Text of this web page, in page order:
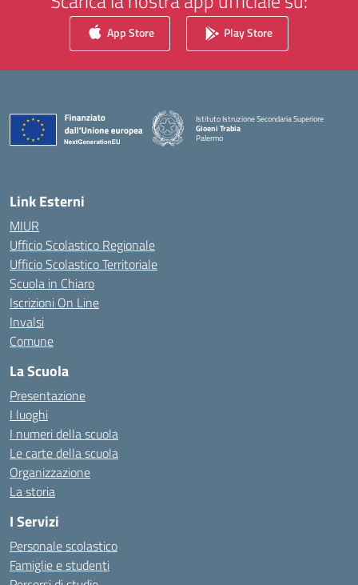
App Store Play Store
Istituto Istruzione Secondaria Superiore
Gioeni Trabia
Palermo
Link Esterni
MIUR
Ufficio Scolastico Regionale
Ufficio Scolastico Territoriale
Scuola in Chiaro
Iscrizioni On Line
Invalsi
Comune
La Scuola
Presentazione
I luoghi
I numeri della scuola
Le carte della scuola
Organizzazione
La storia
I Servizi
Personale scolastico
Famiglie e studenti